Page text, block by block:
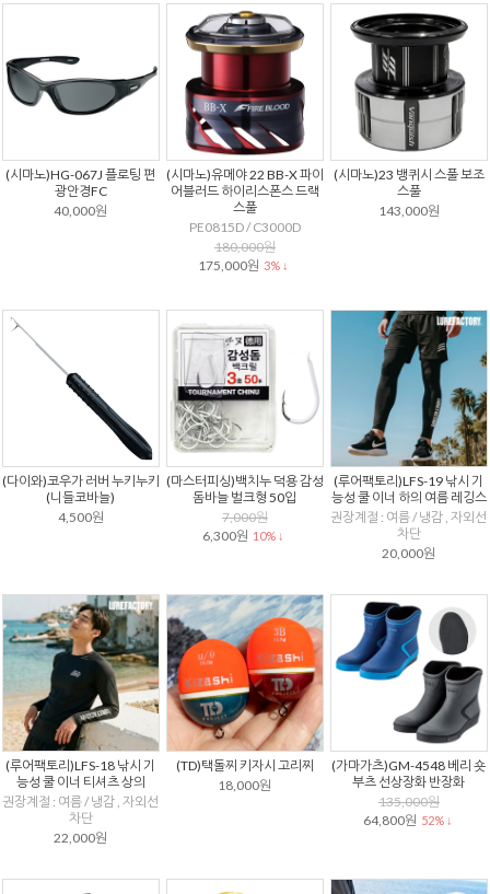
(시마노)HG-067J 플로팅 편
광안경FC
40,000원
(시마노)유메야 22 BB-X 파이
어블러드 하이리스폰스 드랙
스풀
PE0815D / C3000D
180,000원
175,000원 3% ↓
(시마노)23 뱅퀴시 스풀 보조
스풀
143,000원
(다이와)코우가 러버 누키누키
(니들코바늘)
4,500원
(마스터피싱)백치누 덕용 감성
돔바늘 벌크형 50입
7,000원
6,300원 10% ↓
(루어팩토리)LFS-19 낚시 기
능성 쿨 이너 하의 여름 레깅스
권장계절 : 여름 / 냉감 , 자외선
차단
20,000원
(루어팩토리)LFS-18 낚시 기
능성 쿨 이너 티셔츠 상의
권장계절 : 여름 / 냉감 , 자외선
차단
22,000원
(TD)택돌찌 키자시 고리찌
18,000원
(가마가츠)GM-4548 베리 숏
부츠 선상장화 반장화
135,000원
64,800원 52% ↓